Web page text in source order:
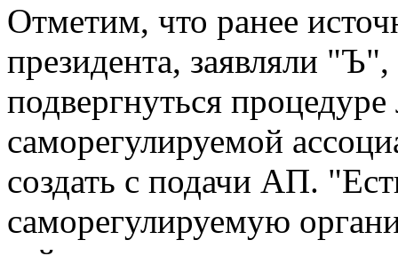
Отметим, что ранее
президента, заявляли
подвергнуться
саморегулируемой
создать с подачи АП.
саморегулируемую